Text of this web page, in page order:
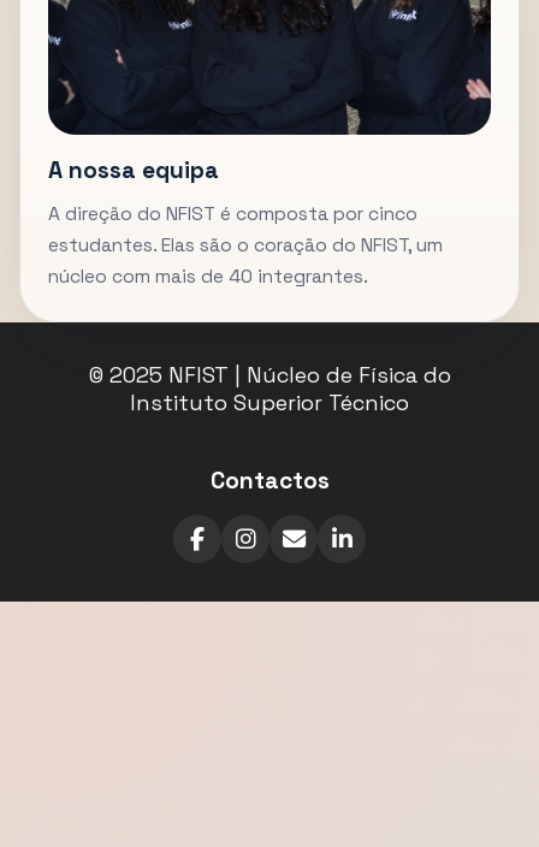
A nossa equipa
A direção do NFIST é composta por cinco
estudantes. Elas são o coração do NFIST, um
núcleo com mais de 40 integrantes.
© 2025 NFIST | Núcleo de Física do
Instituto Superior Técnico
Contactos